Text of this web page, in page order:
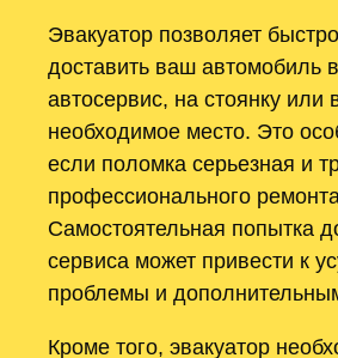
Эвакуатор позволяет
доставить ваш автомобиль
автосервис, на стоянку или
необходимое место. Это
если поломка серьезная и
профессионального
Самостоятельная попытка
сервиса может привести к
проблемы и
Кроме того, эвакуатор